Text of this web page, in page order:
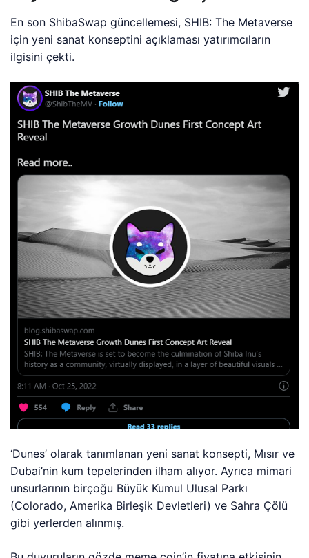
En son ShibaSwap güncellemesi, SHIB: The Metaverse
için yeni sanat konseptini açıklaması yatırımcıların
ilgisini çekti.
‘Dunes’ olarak tanımlanan yeni sanat konsepti, Mısır ve
Dubai’nin kum tepelerinden ilham alıyor. Ayrıca mimari
unsurlarının birçoğu Büyük Kumul Ulusal Parkı
(Colorado, Amerika Birleşik Devletleri) ve Sahra Çölü
gibi yerlerden alınmış.